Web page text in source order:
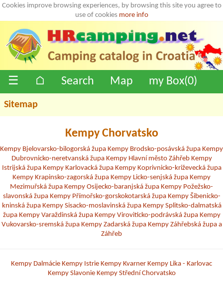
Cookies improve browsing experiences, by browsing this site you agree to
use of cookies more info
☰ ⌂ Search Map my Box(0)
Sitemap
Kempy Chorvatsko
Kempy Bjelovarsko-bilogorská župa Kempy Brodsko-posávská župa Kempy
Dubrovnicko-neretvanská župa Kempy Hlavní město Záhřeb Kempy
Istrijská župa Kempy Karlovacká župa Kempy Koprivnicko-križevecká župa
Kempy Krapinsko-zagorská župa Kempy Licko-senjská župa Kempy
Mezimuřská župa Kempy Osijecko-baranjská župa Kempy Požežsko-
slavonská župa Kempy Přímořsko-gorskokotarská župa Kempy Šibenicko-
kninská župa Kempy Sisacko-moslavinská župa Kempy Splitsko-dalmatská
župa Kempy Varaždinská župa Kempy Viroviticko-podrávská župa Kempy
Vukovarsko-sremská župa Kempy Zadarská župa Kempy Záhřebská župa a
Záhřeb
Kempy Dalmácie Kempy Istrie Kempy Kvarner Kempy Lika - Karlovac
Kempy Slavonie Kempy Střední Chorvatsko